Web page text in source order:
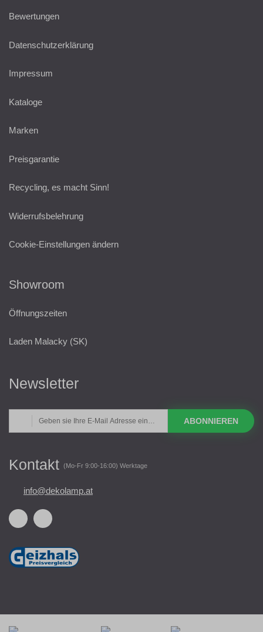
Bewertungen
Datenschutzerklärung
Impressum
Kataloge
Marken
Preisgarantie
Recycling, es macht Sinn!
Widerrufsbelehrung
Cookie-Einstellungen ändern
Showroom
Öffnungszeiten
Laden Malacky (SK)
Newsletter
ABONNIEREN
Kontakt (Mo-Fr 9:00-16:00) Werktage
info@dekolamp.at